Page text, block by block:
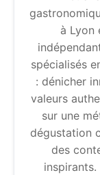
à Lyon
spécialisés
: dénicher
valeurs
sur une
dégustation
des